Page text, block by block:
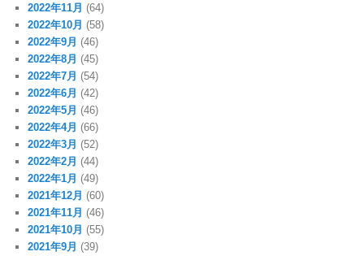
2022年11月 (64)
2022年10月 (58)
2022年9月 (46)
2022年8月 (45)
2022年7月 (54)
2022年6月 (42)
2022年5月 (46)
2022年4月 (66)
2022年3月 (52)
2022年2月 (44)
2022年1月 (49)
2021年12月 (60)
2021年11月 (46)
2021年10月 (55)
2021年9月 (39)